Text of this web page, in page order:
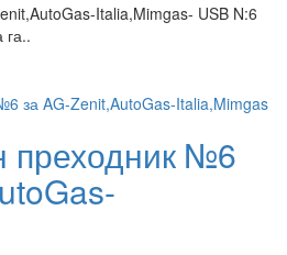
Italia,Mimgas- USB N:6
га..
преходник №6